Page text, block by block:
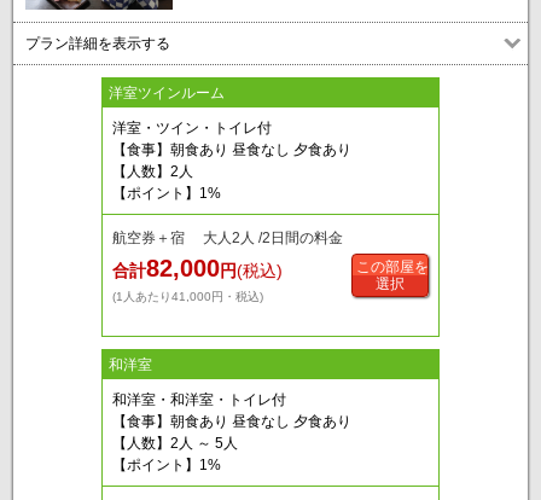
プラン詳細を表示する
洋室ツインルーム
洋室・ツイン・トイレ付
【食事】朝食あり 昼食なし 夕食あり
【人数】2人
【ポイント】1%
航空券＋宿 大人2人 /2日間の料金
合計82,000円(税込)
(1人あたり41,000円・税込)
この部屋を
選択
和洋室
和洋室・和洋室・トイレ付
【食事】朝食あり 昼食なし 夕食あり
【人数】2人 ～ 5人
【ポイント】1%